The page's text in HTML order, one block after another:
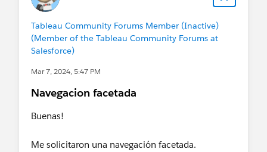
Tableau Community Forums Member (Inactive)
(Member of the Tableau Community Forums at
Salesforce)
Mar 7, 2024, 5:47 PM
Navegacion facetada
Buenas!
Me solicitaron una navegación facetada.